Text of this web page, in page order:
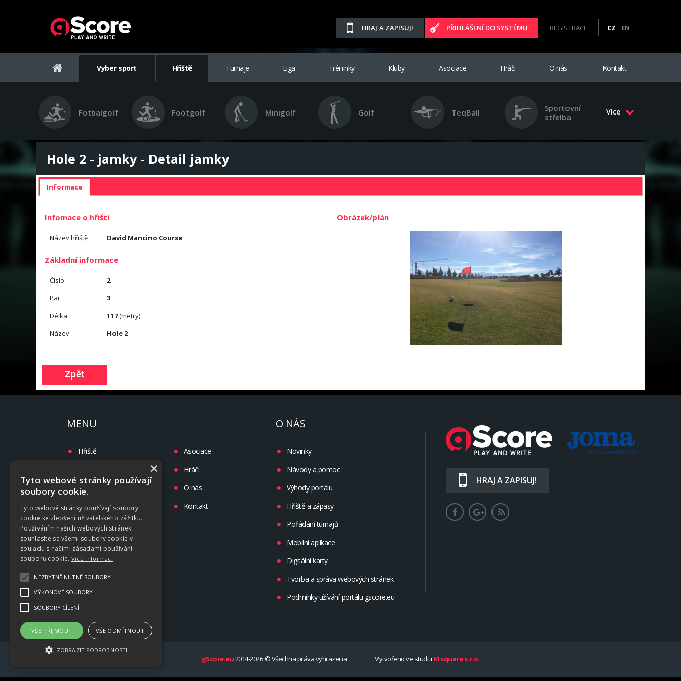
HRAJ A ZAPISUJ! PŘIHLÁŠENÍ DO SYSTÉMU REGISTRACE CZ EN
Vyber sport Hřiště Turnaje Liga Tréninky Kluby Asociace Hráči O nás Kontakt
Fotbalgolf Footgolf Minigolf Golf TeqBall
Sportovní
střelba
Více
Hole 2 - jamky - Detail jamky
Informace
Infomace o hřišti
Název hřiště David Mancino Course
Základní informace
Číslo
2
Par
3
Délka
117(metry)
Název
Hole 2
Obrázek/plán
MENU
Hřiště
Liga
Tréninky
Kluby
Asociace
Hráči
O nás
Kontakt
O NÁS
Novinky
Návody a pomoc
Výhody portálu
Hřiště a zápasy
Pořádání turnajů
Mobilní aplikace
Digitální karty
Tvorba a správa webových stránek
Podmínky užívání portálu gscore.eu
HRAJ A ZAPISUJ!
gScore.eu2014-2026 © Všechna práva vyhrazena Vytvořeno ve studiu M square s.r.o.
×
Tyto webové stránky používají
soubory cookie.
Tyto webové stránky používají soubory
cookie ke zlepšení uživatelského zážitku.
Používáním našich webových stránek
souhlasíte se všemi soubory cookie v
souladu s našimi zásadami používání
souborů cookie. Více informací
NEZBYTNĚ NUTNÉ SOUBORY
VÝKONOVÉ SOUBORY
SOUBORY CÍLENÍ
VŠE PŘIJMOUT VŠE ODMÍTNOUT
ZOBRAZIT PODROBNOSTI